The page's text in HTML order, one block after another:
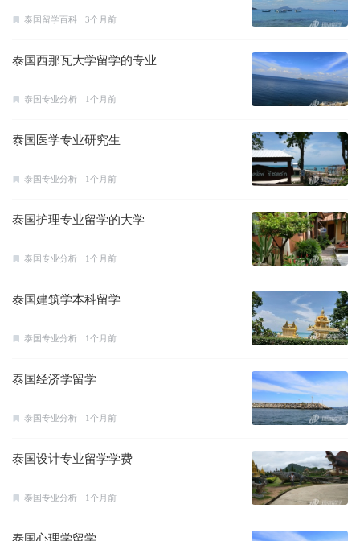
泰国留学百科 3个月前
泰国西那瓦大学留学的专业
泰国专业分析 1个月前
泰国医学专业研究生
泰国专业分析 1个月前
泰国护理专业留学的大学
泰国专业分析 1个月前
泰国建筑学本科留学
泰国专业分析 1个月前
泰国经济学留学
泰国专业分析 1个月前
泰国设计专业留学学费
泰国专业分析 1个月前
泰国心理学留学